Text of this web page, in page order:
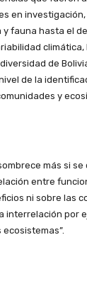
en
fauna hasta el
climática,
de
de la
y
más si
entre
ni sobre las
interrelación por